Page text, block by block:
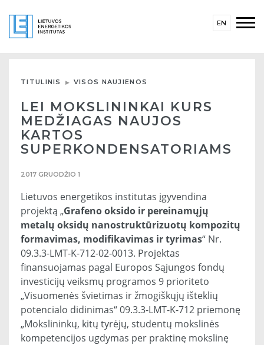
EN
TITULINIS VISOS NAUJIENOS
LEI MOKSLININKAI KURS
MEDŽIAGAS NAUJOS
KARTOS
SUPERKONDENSATORIAMS
2017 GRUODŽIO 1
Lietuvos energetikos institutas įgyvendina
projektą „Grafeno oksido ir pereinamųjų
metalų oksidų nanostruktūrizuotų kompozitų
formavimas, modifikavimas ir tyrimas“ Nr.
09.3.3-LMT-K-712-02-0013. Projektas
finansuojamas pagal Europos Sąjungos fondų
investicijų veiksmų programos 9 prioriteto
„Visuomenės švietimas ir žmogiškųjų išteklių
potencialo didinimas“ 09.3.3-LMT-K-712 priemonę
„Mokslininkų, kitų tyrėjų, studentų mokslinės
kompetencijos ugdymas per praktinę mokslinę